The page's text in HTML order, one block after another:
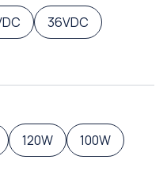
36VDC
120W
100W